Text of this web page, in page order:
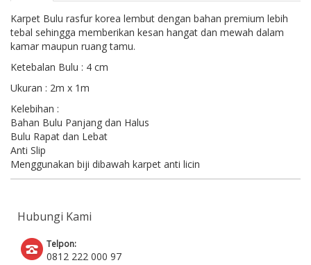
Karpet Bulu rasfur korea lembut dengan bahan premium lebih
tebal sehingga memberikan kesan hangat dan mewah dalam
kamar maupun ruang tamu.
Ketebalan Bulu : 4 cm
Ukuran : 2m x 1m
Kelebihan :
Bahan Bulu Panjang dan Halus
Bulu Rapat dan Lebat
Anti Slip
Menggunakan biji dibawah karpet anti licin
Hubungi Kami
Telpon:
0812 222 000 97